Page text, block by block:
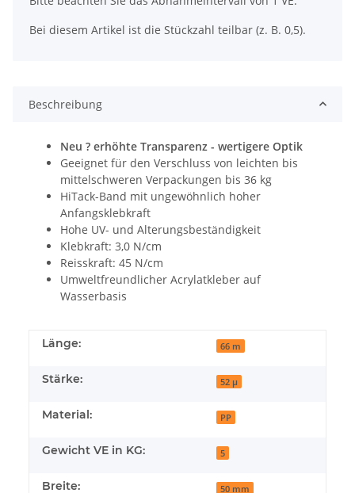
Bei diesem Artikel ist die Stückzahl teilbar (z. B. 0,5).
Beschreibung
Neu ? erhöhte Transparenz - wertigere Optik
Geeignet für den Verschluss von leichten bis
mittelschweren Verpackungen bis 36 kg
HiTack-Band mit ungewöhnlich hoher
Anfangsklebkraft
Hohe UV- und Alterungsbeständigkeit
Klebkraft: 3,0 N/cm
Reisskraft: 45 N/cm
Umweltfreundlicher Acrylatkleber auf
Wasserbasis
Länge: 66 m
Stärke: 52 µ
Material: PP
Gewicht VE in KG: 5
Breite: 50 mm